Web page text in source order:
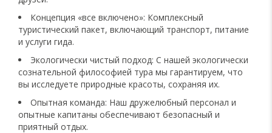
Концепция «все включено»: Комплексный
туристический пакет, включающий транспорт, питание
и услуги гида.
Экологически чистый подход: С нашей экологически
сознательной философией тура мы гарантируем, что
вы исследуете природные красоты, сохраняя их.
Опытная команда: Наш дружелюбный персонал и
опытные капитаны обеспечивают безопасный и
приятный отдых.